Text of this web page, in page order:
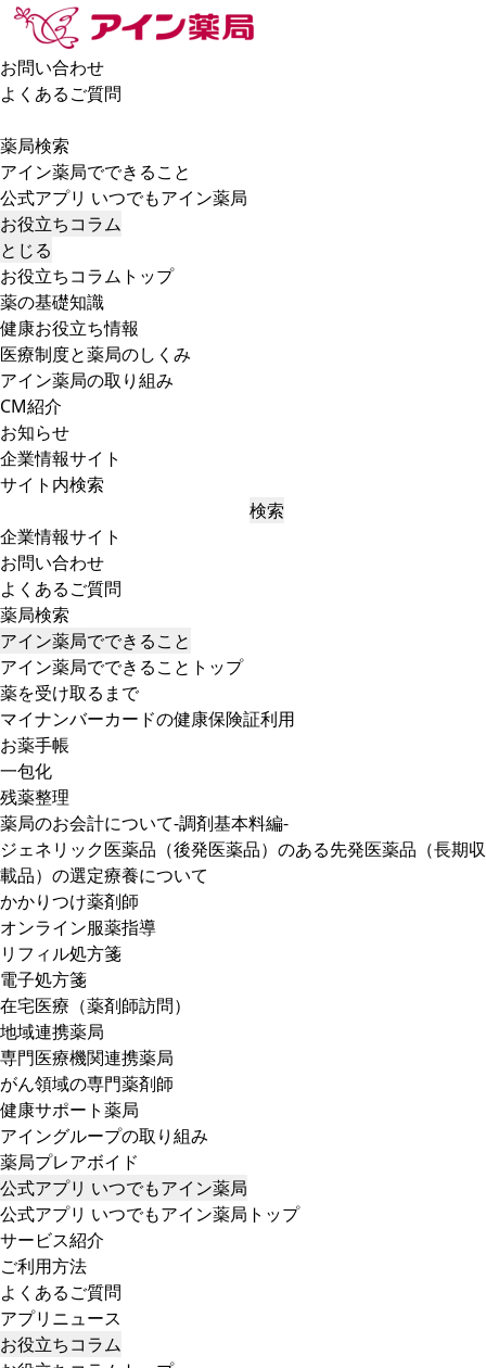
お問い合わせ
よくあるご質問
薬局検索
アイン薬局でできること
公式アプリ いつでもアイン薬局
お役立ちコラム
とじる
お役立ちコラムトップ
薬の基礎知識
健康お役立ち情報
医療制度と薬局のしくみ
アイン薬局の取り組み
CM紹介
お知らせ
企業情報サイト
サイト内検索
検索
企業情報サイト
お問い合わせ
よくあるご質問
薬局検索
アイン薬局でできること
アイン薬局でできることトップ
薬を受け取るまで
マイナンバーカードの健康保険証利用
お薬手帳
一包化
残薬整理
薬局のお会計について-調剤基本料編-
ジェネリック医薬品（後発医薬品）のある先発医薬品（長期収
載品）の選定療養について
かかりつけ薬剤師
オンライン服薬指導
リフィル処方箋
電子処方箋
在宅医療（薬剤師訪問）
地域連携薬局
専門医療機関連携薬局
がん領域の専門薬剤師
健康サポート薬局
アイングループの取り組み
薬局プレアボイド
公式アプリ いつでもアイン薬局
公式アプリ いつでもアイン薬局トップ
サービス紹介
ご利用方法
よくあるご質問
アプリニュース
お役立ちコラム